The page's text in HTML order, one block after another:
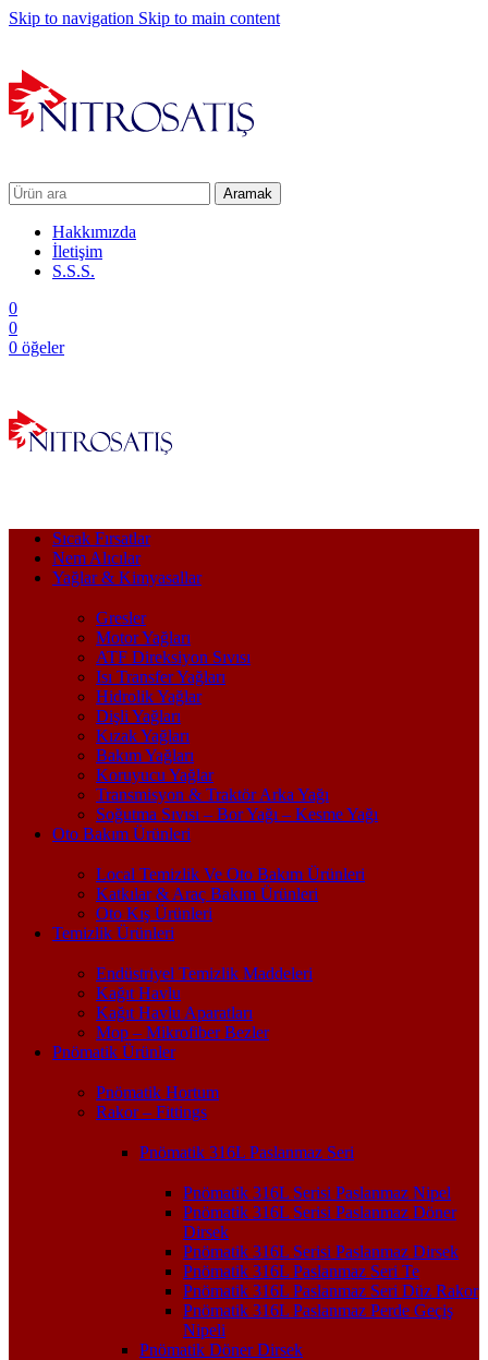
Skip to navigation Skip to main content
Aramak
Hakkımızda
İletişim
S.S.S.
0
0
0 öğeler
Sıcak Fırsatlar
Nem Alıcılar
Yağlar & Kimyasallar
Gresler
Motor Yağları
ATF Direksiyon Sıvısı
Isı Transfer Yağları
Hidrolik Yağlar
Dişli Yağları
Kızak Yağları
Bakım Yağları
Koruyucu Yağlar
Transmisyon & Traktör Arka Yağı
Soğutma Sıvısı – Bor Yağı – Kesme Yağı
Oto Bakım Ürünleri
Local Temizlik Ve Oto Bakım Ürünleri
Katkılar & Araç Bakım Ürünleri
Oto Kış Ürünleri
Temizlik Ürünleri
Endüstriyel Temizlik Maddeleri
Kağıt Havlu
Kağıt Havlu Aparatları
Mop – Mikrofiber Bezler
Pnömatik Ürünler
Pnömatik Hortum
Rakor – Fittings
Pnömatik 316L Paslanmaz Seri
Pnömatik 316L Serisi Paslanmaz Nipel
Pnömatik 316L Serisi Paslanmaz Döner
Dirsek
Pnömatik 316L Serisi Paslanmaz Dirsek
Pnömatik 316L Paslanmaz Seri Te
Pnömatik 316L Paslanmaz Seri Düz Rakor
Pnömatik 316L Paslanmaz Perde Geçiş
Nipeli
Pnömatik Döner Dirsek